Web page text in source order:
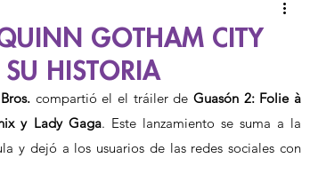
GOTHAM CITY
SU HISTORIA
compartió el el tráiler de Guasón 2: Folie à
y Lady Gaga. Este lanzamiento se suma a la
y dejó a los usuarios de las redes sociales con